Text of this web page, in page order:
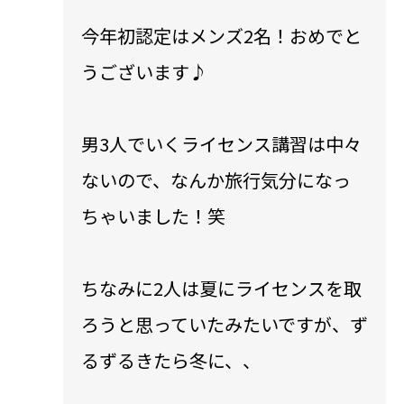
今年初認定はメンズ2名！おめでと
うございます♪
男3人でいくライセンス講習は中々
ないので、なんか旅行気分になっ
ちゃいました！笑
ちなみに2人は夏にライセンスを取
ろうと思っていたみたいですが、ず
るずるきたら冬に、、